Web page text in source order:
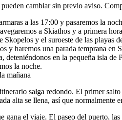
cambiar sin previo aviso.
a las 17:00 y pasaremos la
a Skiathos y a primera
Skopelos y el suroeste de las playas
y haremos una parada temprana
deteniéndonos en la pequeña isla
la noche.
mañana
salga redondo. El primer
alta se llena, así que
gana el viaje. El paseo del puerto,